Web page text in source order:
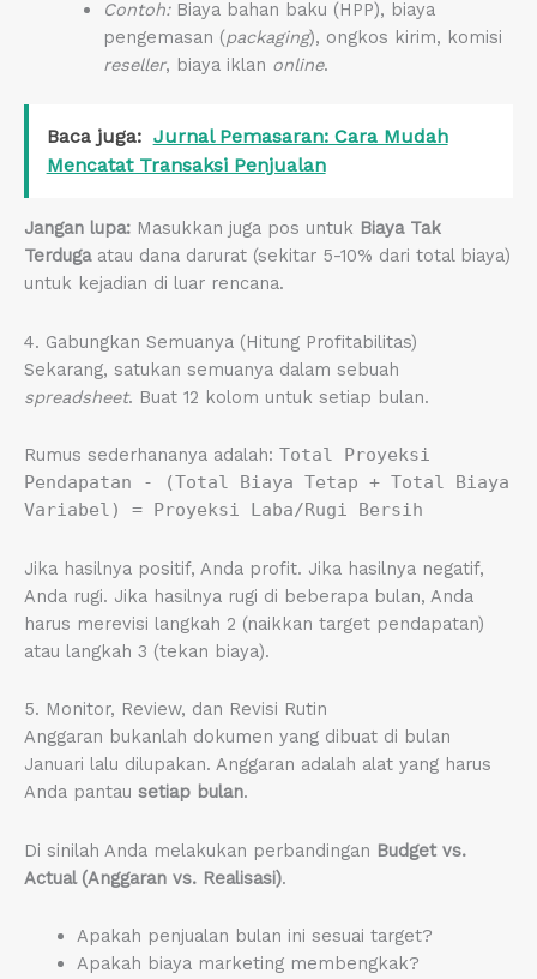
Contoh:Biaya bahan baku (HPP), biaya
pengemasan (packaging), ongkos kirim, komisi
reseller, biaya iklan online.
Baca juga: Jurnal Pemasaran: Cara Mudah
Mencatat Transaksi Penjualan
Jangan lupa: Masukkan juga pos untuk Biaya Tak
Terdugaatau dana darurat (sekitar 5-10% dari total biaya)
untuk kejadian di luar rencana.
4. Gabungkan Semuanya (Hitung Profitabilitas)
Sekarang, satukan semuanya dalam sebuah
spreadsheet. Buat 12 kolom untuk setiap bulan.
Rumus sederhananya adalah: Total Proyeksi
Pendapatan - (Total Biaya Tetap + Total Biaya
Variabel) = Proyeksi Laba/Rugi Bersih
Jika hasilnya positif, Anda profit. Jika hasilnya negatif,
Anda rugi. Jika hasilnya rugi di beberapa bulan, Anda
harus merevisi langkah 2 (naikkan target pendapatan)
atau langkah 3 (tekan biaya).
5. Monitor, Review, dan Revisi Rutin
Anggaran bukanlah dokumen yang dibuat di bulan
Januari lalu dilupakan. Anggaran adalah alat yang harus
Anda pantau setiap bulan.
Di sinilah Anda melakukan perbandingan Budget vs.
Actual (Anggaran vs. Realisasi).
Apakah penjualan bulan ini sesuai target?
Apakah biaya marketing membengkak?